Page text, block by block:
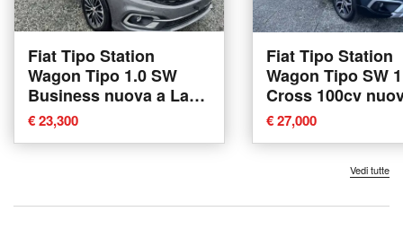
Fiat Tipo Station
Wagon Tipo 1.0 SW
Business nuova a La
Spezia
€ 23,300
Fiat Tipo Station
Wagon Tipo SW
Cross 100cv
La Spezia
€ 27,000
Vedi tutte